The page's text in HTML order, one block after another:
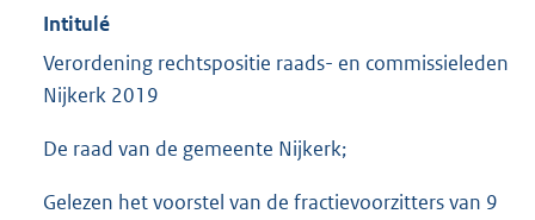
Intitulé
Verordening rechtspositie raads- en commissieleden
Nijkerk 2019
De raad van de gemeente Nijkerk;
Gelezen het voorstel van de fractievoorzitters van 9